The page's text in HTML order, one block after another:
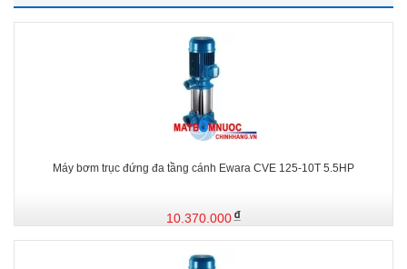
Máy bơm trục đứng đa tầng cánh Ewara CVE 125-10T 5.5HP
10.370.000